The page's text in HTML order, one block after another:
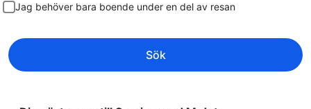
Jag behöver bara boende under en del av resan
Sök